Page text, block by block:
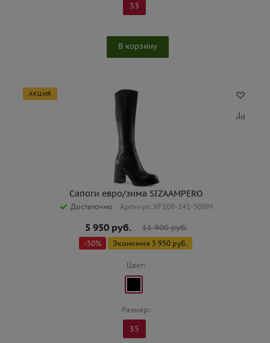
33
В корзину
АКЦИЯ
Сапоги евро/зима SIZAAMPERO
Достаточно Артикул: XF108-141-50BM
5 950руб. 11 900руб.
-50% Экономия 5 950 руб.
Цвет:
Размер:
35